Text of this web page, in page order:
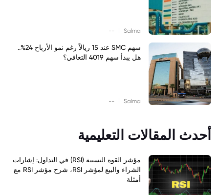
Salma
--
سهم SMC عند 15 ريالاً رغم نمو الأرباح 24%..
هل يبدأ سهم 4019 التعافي؟
Salma
--
أحدث المقالات التعليمية
مؤشر القوة النسبية (RSI) في التداول: إشارات
الشراء والبيع لمؤشر RSI، شرح مؤشر RSI مع
أمثلة